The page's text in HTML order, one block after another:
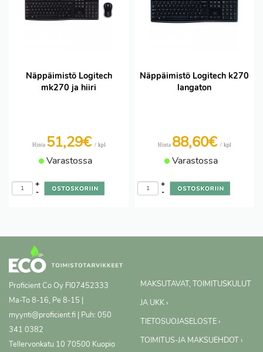
Näppäimistö Logitech
mk270 ja hiiri
Hinta 51,29€ / kpl
Varastossa
-
+
Näppäimistö Logitech k270
langaton
Hinta 88,60€ / kpl
Varastossa
-
+
Proficient Co Oy FI07452333
Ma-To 8-16, Pe 8-15 |
myynti@proficient.fi | Puh: 050
341 0382
Tellervonkatu 10 70500 Kuopio
MAKSUTAVAT, TOIMITUSKULUT
JA UKK ›
TIETOSUOJASELOSTE ›
TOIMITUS-JA MAKSUEHDOT ›